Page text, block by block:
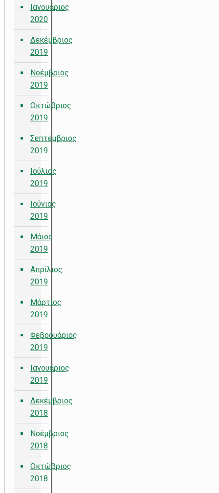
Ιανουάριος
2020
Δεκέμβριος
2019
Νοέμβριος
2019
Οκτώβριος
2019
Σεπτέμβριος
2019
Ιούλιος
2019
Ιούνιος
2019
Μάιος
2019
Απρίλιος
2019
Μάρτιος
2019
Φεβρουάριος
2019
Ιανουάριος
2019
Δεκέμβριος
2018
Νοέμβριος
2018
Οκτώβριος
2018